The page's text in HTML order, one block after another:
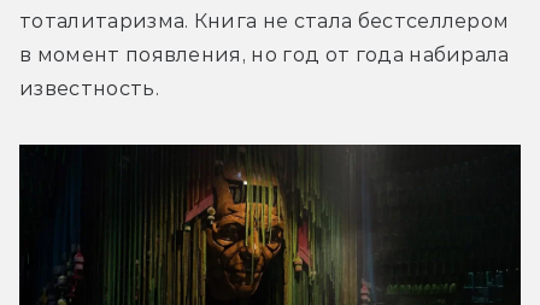
тоталитаризма. Книга не стала бестселлером
в момент появления, но год от года набирала
известность.